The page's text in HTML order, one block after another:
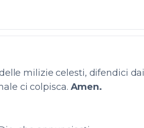
milizie celesti, difendici dai
ci colpisca. Amen.